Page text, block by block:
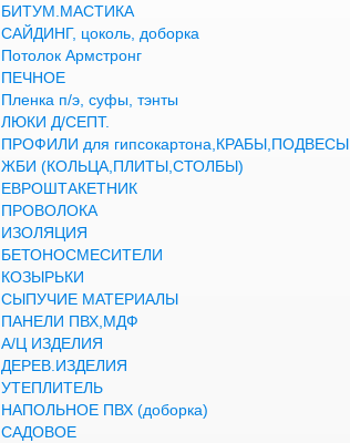
БИТУМ.МАСТИКА
САЙДИНГ, цоколь, доборка
Потолок Армстронг
ПЕЧНОЕ
Пленка п/э, суфы, тэнты
ЛЮКИ Д/СЕПТ.
ПРОФИЛИ для гипсокартона,КРАБЫ,ПОДВЕСЫ
ЖБИ (КОЛЬЦА,ПЛИТЫ,СТОЛБЫ)
ЕВРОШТАКЕТНИК
ПРОВОЛОКА
ИЗОЛЯЦИЯ
БЕТОНОСМЕСИТЕЛИ
КОЗЫРЬКИ
СЫПУЧИЕ МАТЕРИАЛЫ
ПАНЕЛИ ПВХ,МДФ
А/Ц ИЗДЕЛИЯ
ДЕРЕВ.ИЗДЕЛИЯ
УТЕПЛИТЕЛЬ
НАПОЛЬНОЕ ПВХ (доборка)
САДОВОЕ